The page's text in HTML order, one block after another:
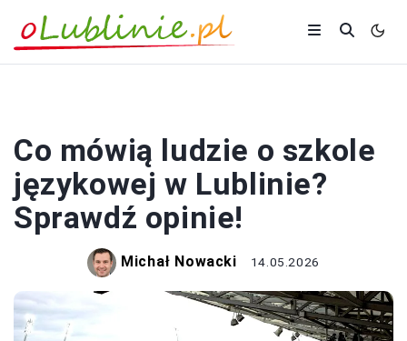
Co mówią ludzie o szkole
językowej w Lublinie?
Sprawdź opinie!
Michał Nowacki 14.05.2026